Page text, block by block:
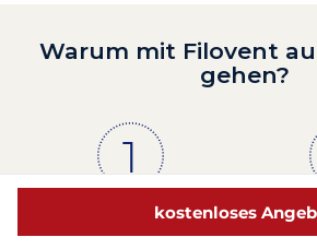
kostenloses
Warum mit Filovent
gehen?
18 000
Boote von Profis